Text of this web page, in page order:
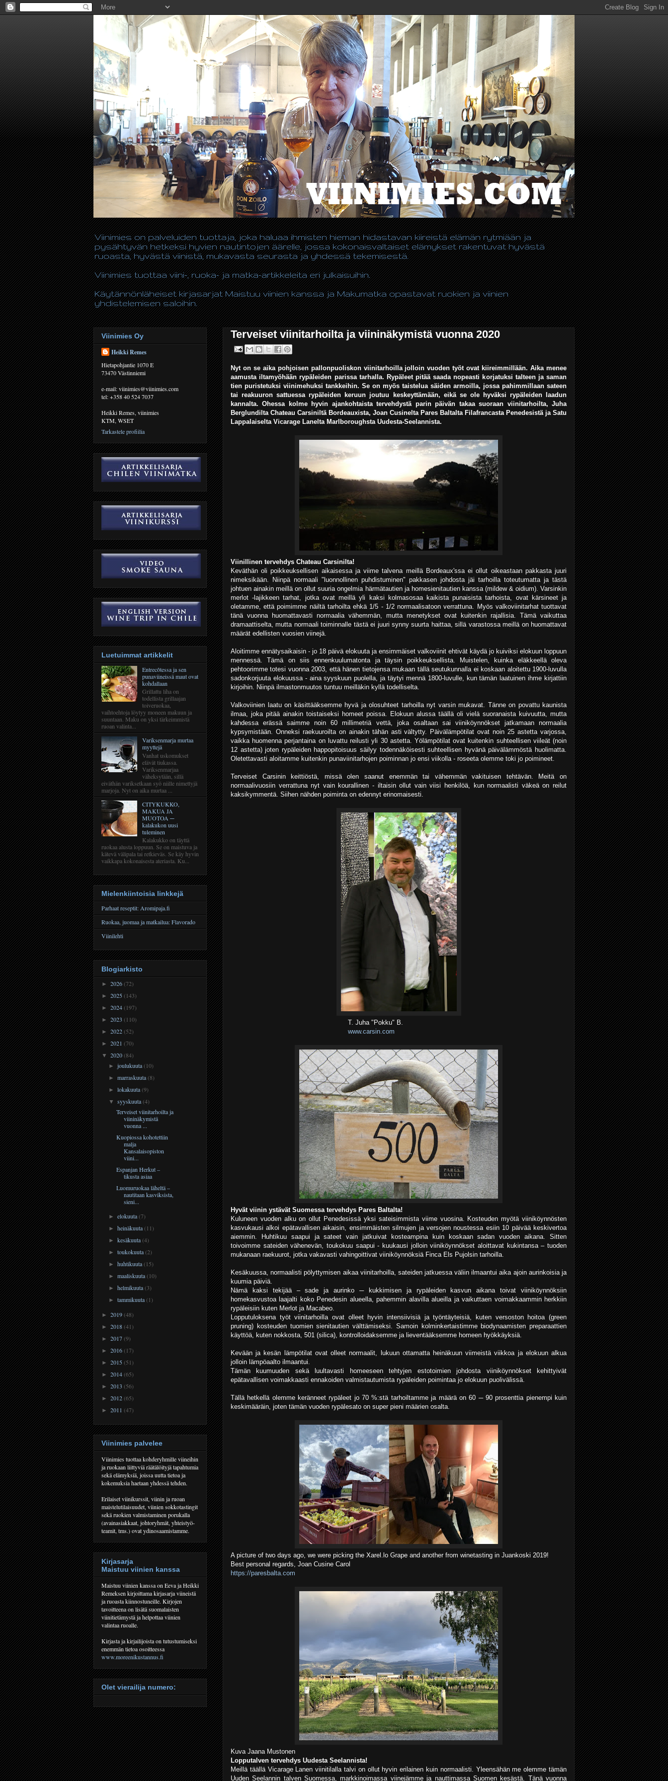
Viinimies on palveluiden tuottaja, joka haluaa ihmisten hieman hidastavan kiireistä elämän rytmiään ja
pysähtyvän hetkeksi hyvien nautintojen äärelle, jossa kokonaisvaltaiset elämykset rakentuvat hyvästä
ruoasta, hyvästä viinistä, mukavasta seurasta ja yhdessä tekemisestä.
Viinimies tuottaa viini-, ruoka- ja matka-artikkeleita eri julkaisuihin.
Käytännönläheiset kirjasarjat Maistuu viinien kanssa ja Makumatka opastavat ruokien ja viinien
yhdistelemisen saloihin.
Terveiset viinitarhoilta ja viininäkymistä vuonna 2020
Nyt on se aika pohjoisen pallonpuoliskon viinitarhoilla jolloin vuoden työt ovat kiireimmillään. Aika menee
aamusta iltamyöhään rypäleiden parissa tarhalla. Rypäleet pitää saada nopeasti korjatuksi talteen ja saman
tien puristetuksi viinimehuksi tankkeihin. Se on myös taistelua säiden armoilla, jossa pahimmillaan sateen
tai reakuuron sattuessa rypäleiden keruun joutuu keskeyttämään, eikä se ole hyväksi rypäleiden laadun
kannalta. Ohessa kolme hyvin ajankohtaista tervehdystä parin päivän takaa suoraan viinitarhoilta, Juha
Berglundilta Chateau Carsiniltä Bordeauxista, Joan Cusinelta Pares Baltalta Filafrancasta Penedesistä ja Satu
Lappalaiselta Vicarage Lanelta Marlboroughsta Uudesta-Seelannista.
Viinillinen tervehdys Chateau Carsinilta!
Keväthän oli poikkeuksellisen aikaisessa ja viime talvena meillä Bordeaux'ssa ei ollut oikeastaan pakkasta juuri
nimeksikään. Niinpä normaali "luonnollinen puhdistuminen" pakkasen johdosta jäi tarhoilla toteutumatta ja tästä
johtuen ainakin meillä on ollut suuria ongelmia härmätautien ja homesienitautien kanssa (mildew & oidium). Varsinkin
merlot -lajikkeen tarhat, jotka ovat meillä yli kaksi kolmasosaa kaikista punaisista tarhoista, ovat kärsineet ja
oletamme, että poimimme näiltä tarhoilta ehkä 1/5 - 1/2 normaalisatoon verrattuna. Myös valkoviinitarhat tuottavat
tänä vuonna huomattavasti normaalia vähemmän, mutta menetykset ovat kuitenkin rajallisia. Tämä vaikuttaa
dramaattiselta, mutta normaali toiminnalle tästä ei juuri synny suurta haittaa, sillä varastossa meillä on huomattavat
määrät edellisten vuosien viinejä.
Aloitimme ennätysaikaisin - jo 18 päivä elokuuta ja ensimmäiset valkoviinit ehtivät käydä jo kuiviksi elokuun loppuun
mennessä. Tämä on siis ennenkuulumatonta ja täysin poikkeuksellista. Muistelen, kuinka eläkkeellä oleva
pehtoorimme totesi vuonna 2003, että hänen tietojensa mukaan tällä seutukunnalla ei koskaan aloitettu 1900-luvulla
sadonkorjuuta elokuussa - aina syyskuun puolella, ja täytyi mennä 1800-luvulle, kun tämän laatuinen ihme kirjattiin
kirjoihin. Niinpä ilmastonmuutos tuntuu meilläkin kyllä todelliselta.
Valkoviinien laatu on käsittääksemme hyvä ja olosuhteet tarhoilla nyt varsin mukavat. Tänne on povattu kaunista
ilmaa, joka pitää ainakin toistaiseksi homeet poissa. Elokuun alussa täällä oli vielä suoranaista kuivuutta, mutta
kahdessa erässä saimme noin 60 millimetriä vettä, joka osaltaan sai viiniköynnökset jatkamaan normaalia
kypsymistään. Onneksi raekuuroilta on ainakin tähän asti vältytty. Päivälämpötilat ovat noin 25 astetta varjossa,
vaikka huomenna perjantaina on luvattu reilusti yli 30 astetta. Yölämpötilat ovat kuitenkin suhteellisen viileät (noin
12 astetta) joten rypäleiden happopitoisuus säilyy todennäköisesti suhteellisen hyvänä päivälämmöstä huolimatta.
Oletettavasti aloitamme kuitenkin punaviinitarhojen poiminnan jo ensi viikolla - roseeta olemme toki jo poimineet.
Terveiset Carsinin keittiöstä, missä olen saanut enemmän tai vähemmän vakituisen tehtävän. Meitä on
normaalivuosiin verrattuna nyt vain kourallinen - iltaisin ollut vain viisi henkilöä, kun normaalisti väkeä on reilut
kaksikymmentä. Siihen nähden poiminta on edennyt erinomaisesti.
T. Juha "Pokku" B.
www.carsin.com
Hyvät viinin ystävät Suomessa tervehdys Pares Baltalta!
Kuluneen vuoden alku on ollut Penedesissä yksi sateisimmista viime vuosina. Kosteuden myötä viiniköynnösten
kasvukausi alkoi epätavallisen aikaisin, ensimmäisten silmujen ja versojen noustessa esiin 10 päivää keskivertoa
aiemmin. Huhtikuu saapui ja sateet vain jatkuivat kosteampina kuin koskaan sadan vuoden aikana. Sitten
toivoimme sateiden vähenevän, toukokuu saapui - kuukausi jolloin viiniköynnökset aloittavat kukintansa – tuoden
mukanaan raekuurot, jotka vakavasti vahingoittivat viiniköynnöksiä Finca Els Pujolsin tarhoilla.
Kesäkuussa, normaalisti pölyttymisen aikaa viinitarhoilla, sateiden jatkuessa väliin ilmaantui aika ajoin aurinkoisia ja
kuumia päiviä.
Nämä kaksi tekijää – sade ja aurinko ─ kukkimisen ja rypäleiden kasvun aikana toivat viiniköynnöksiin
homekasvustoa laajalti koko Penedesin alueella, pahemmin alavilla alueilla ja vaikuttaen voimakkaammin herkkiin
rypäleisiin kuten Merlot ja Macabeo.
Lopputuloksena työt viinitarhoilla ovat olleet hyvin intensiivisiä ja työntäyteisiä, kuten versoston hoitoa (green
pruning) kosteuden tuomien sienitautien välttämiseksi. Samoin kolminkertaistimme biodynaamisten preparaattien
käyttöä, kuten nokkosta, 501 (silica), kontrolloidaksemme ja lieventääksemme homeen hyökkäyksiä.
Kevään ja kesän lämpötilat ovat olleet normaalit, lukuun ottamatta heinäkuun viimeistä viikkoa ja elokuun alkua
jolloin lämpöaalto ilmaantui.
Tämän kuumuuden sekä luultavasti homeeseen tehtyjen estotoimien johdosta viiniköynnökset kehittyivät
epätavallisen voimakkaasti ennakoiden valmistautumista rypäleiden poimintaa jo elokuun puolivälissä.
Tällä hetkellä olemme keränneet rypäleet jo 70 %:stä tarhoiltamme ja määrä on 60 ─ 90 prosenttia pienempi kuin
keskimääräin, joten tämän vuoden rypälesato on super pieni määrien osalta.
A picture of two days ago, we were picking the Xarel.lo Grape and another from winetasting in Juankoski 2019!
Best personal regards, Joan Cusine Carol
https://paresbalta.com
Kuva Jaana Mustonen
Lopputalven tervehdys Uudesta Seelannista!
Meillä täällä Vicarage Lanen viinitilalla talvi on ollut hyvin erilainen kuin normaalisti. Yleensähän me olemme tämän
Uuden Seelannin talven Suomessa, markkinoimassa viinejämme ja nauttimassa Suomen kesästä. Tänä vuonna
Viinimies Oy
Heikki Remes
Hietapohjantie 1070 E
73470 Västinniemi
e-mail: viinimies@viinimies.com
tel: +358 40 524 7037
Heikki Remes, viinimies
KTM, WSET
Tarkastele profiilia
Luetuimmat artikkelit
Entrecôtessa ja sen
punaviineissä maut ovat
kohdallaan
Grillattu liha on
todellista grillaajan
toiveruokaa,
vaihtoehtoja löytyy moneen makuun ja
suuntaan. Maku on yksi tärkeimmistä
ruoan valinta...
Variksenmarja murtaa
myyttejä
Vanhat uskomukset
elävät tiukassa.
Variksenmarjaa
väheksytään, sillä
eiväthän variksetkaan syö niille nimettyjä
marjoja. Nyt on aika murtaa ...
CITYKUKKO,
MAKUA JA
MUOTOA ─
kalakukon uusi
tuleminen
Kalakukko on täyttä
ruokaa alusta loppuun. Se on maistuva ja
kätevä välipala tai retkieväs. Se käy hyvin
vaikkapa kokonaisesta ateriasta. Ku...
Mielenkiintoisia linkkejä
Parhaat reseptit: Aromipaja.fi
Ruokaa, juomaa ja matkailua: Flavorado
Viinilehti
Blogiarkisto
► 2026(72)
► 2025(143)
► 2024(197)
► 2023 (110)
► 2022(52)
► 2021 (70)
▼ 2020(84)
►joulukuuta(10)
►marraskuuta(8)
►lokakuuta(9)
▼syyskuuta(4)
Terveiset viinitarhoilta ja
viininäkymistä
vuonna ...
Kuopiossa kohotettiin
malja
Kansalaisopiston
viini...
Espanjan Herkut –
tikusta asiaa
Luomuruokaa läheltä –
nautitaan kasviksista,
sieni...
►elokuuta(7)
►heinäkuuta(11)
►kesäkuuta(4)
►toukokuuta(2)
►huhtikuuta(15)
►maaliskuuta(10)
►helmikuuta(3)
►tammikuuta(1)
► 2019(48)
► 2018(41)
► 2017(9)
► 2016(17)
► 2015(51)
► 2014(65)
► 2013 (56)
► 2012(65)
► 2011 (47)
Viinimies palvelee
Viinimies tuottaa kohderyhmille viineihin
ja ruokaan liittyviä räätälöityjä tapahtumia
sekä elämyksiä, joissa uutta tietoa ja
kokemuksia haetaan yhdessä tehden.
Erilaiset viinikurssit, viinin ja ruoan
maistelutilaisuudet, viinien sokkotastingit
sekä ruokien valmistaminen porukalla
(avainasiakkaat, johtoryhmät, yhteistyö-
teamit, tms.) ovat ydinosaamistamme.
Kirjasarja
Maistuu viinien kanssa
Maistuu viinien kanssa on Eeva ja Heikki
Remeksen kirjoittama kirjasarja viineistä
ja ruoasta kiinnostuneille. Kirjojen
tavoitteena on lisätä suomalaisten
viinitietämystä ja helpottaa viinien
valintaa ruoalle.
Kirjasta ja kirjailijoista on tutustumiseksi
enemmän tietoa osoitteessa
www.moreenikustannus.fi
Olet vierailija numero: